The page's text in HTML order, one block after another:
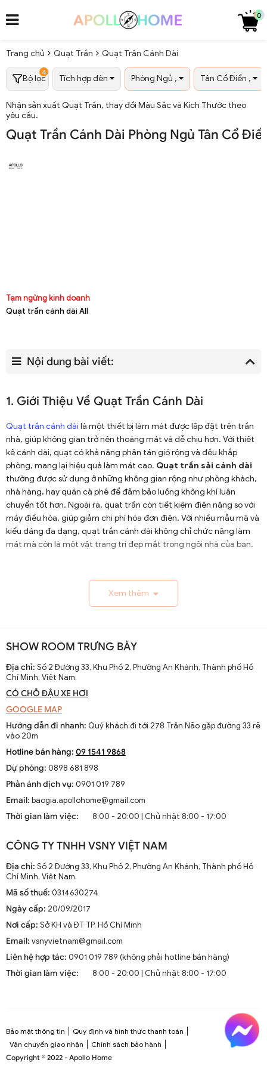
0
Trang chủ Quạt Trần Quạt Trần Cánh Dài
Bộ lọc
4
Tích hợp đèn Phòng Ngủ , Tân Cổ Điển ,
Nhận sản xuất Quạt Trần, thay đổi Màu Sắc và Kích Thước theo
yêu cầu.
Quạt Trần Cánh Dài Phòng Ngủ Tân Cổ
Tạm ngừng kinh doanh
Quạt trần cánh dài All
Nội dung bài viết:
1. Giới Thiệu Về Quạt Trần Cánh Dài
Quạt trần cánh dài là một thiết bị làm mát được lắp đặt trên trần
nhà, giúp không gian trở nên thoáng mát và dễ chịu hơn. Với thiết
kế cánh dài, quạt có khả năng phân tán gió rộng và đều khắp
phòng, mang lại hiệu quả làm mát cao. Quạt trần sải cánh dài
thường được sử dụng ở những không gian rộng như phòng khách,
nhà hàng, hay quán cà phê để đảm bảo luồng không khí luân
chuyển tốt hơn. Ngoài ra, quạt trần còn tiết kiệm điện năng so với
máy điều hòa, giúp giảm chi phí hóa đơn điện. Với nhiều mẫu mã và
kiểu dáng đa dạng, quạt trần cánh dài không chỉ chức năng làm
mát mà còn là một vật trang trí đẹp mắt trong ngôi nhà của bạn.
1.1. Lịch Sử và Sự Phát Triển
pháp thông gió hiệu quả ở các khu vực nhiệt đới. Ban đầu
được làm thủ công và chạy bằng điện từ pin, chúng
nhanh chóng phát triển với sự tiến bộ của công nghệ
điện.
Sự thay đổi và cải tiến qua các thập kỷ
tiến với thiết kế hiện đại, động cơ mạnh mẽ và khả năng
cứu để nâng cao hiệu suất và thẩm mỹ của sản phẩm.
Xu hướng hiện tại trên thị trường
Hiện nay, quạt trần cánh dài không chỉ là thiết bị làm mát
sống. Chúng kết hợp công nghệ tiên tiến như điều khiển
1.2. Cấu Tạo và Nguyên Lý Hoạt Động
Cấu trúc tổng thể của quạt trần cánh dài
cơ, cánh quạt, bộ điều khiển và thân quạt. Các cánh quạt
được chế tạo từ chất liệu như gỗ, kim loại hoặc
composite để đảm bảo độ bền và hiệu suất.
Nguyên lý hoạt động cơ bản
Động cơ điện làm quay các cánh quạt, tạo ra dòng không
khí tuần hoàn trong không gian phòng.
Công nghệ tiên tiến tích hợp
Xem thêm
SHOW ROOM TRƯNG BÀY
Địa chỉ: Số 2 Đường 33, Khu Phố 2, Phường An Khánh, Thành phố Hồ
Chí Minh, Việt Nam.
CÓ CHỖ ĐẬU XE HƠI
GOOGLE MAP
Hướng dẫn đi nhanh: Quý khách đi tới 278 Trần Não gặp đường 33 rẽ
vào 20m
Hotline bán hàng: 09 1541 9868
Dự phòng: 0898 681 898
Phản ánh dịch vụ: 0901 019 789
Email: baogia.apollohome@gmail.com
Thời gian làm việc:
8:00 - 20:00 | Chủ nhật 8:00 - 17:00
CÔNG TY TNHH VSNY VIỆT NAM
Địa chỉ: Số 2 Đường 33, Khu Phố 2, Phường An Khánh, Thành phố Hồ
Chí Minh, Việt Nam.
Mã số thuế: 0314630274
Ngày cấp: 20/09/2017
Nơi cấp: Sở KH và ĐT TP. Hồ Chí Minh
Email: vsnyvietnam@gmail.com
Liên hệ hợp tác: 0901 019 789 (không phải hotline bán hàng)
Thời gian làm việc:
8:00 - 20:00 | Chủ nhật 8:00 - 17:00
Bảo mật thông tin
Quy định và hình thức thanh toán
Vận chuyển giao nhận
Chính sách bảo hành
Copyright © 2022 - Apollo Home